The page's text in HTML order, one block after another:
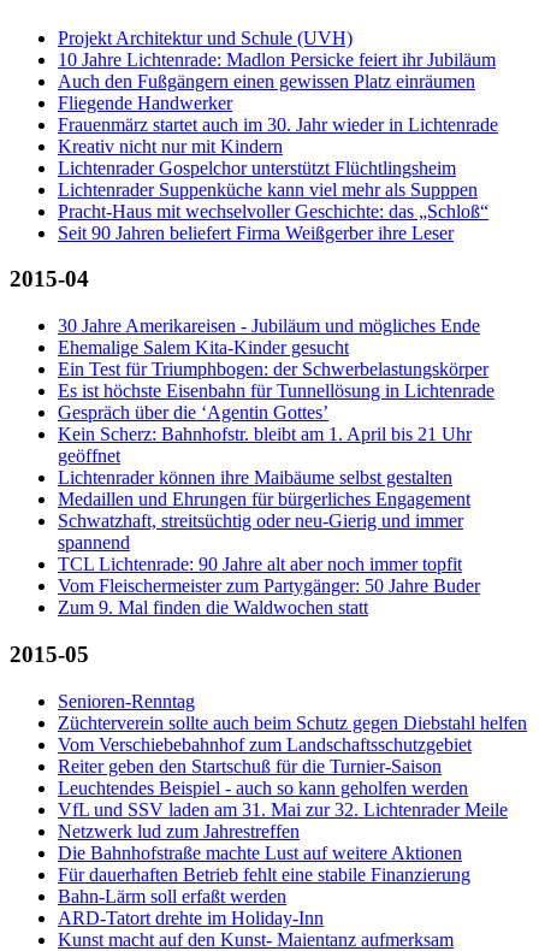
Projekt Architektur und Schule (UVH)
10 Jahre Lichtenrade: Madlon Persicke feiert ihr Jubiläum
Auch den Fußgängern einen gewissen Platz einräumen
Fliegende Handwerker
Frauenmärz startet auch im 30. Jahr wieder in Lichtenrade
Kreativ nicht nur mit Kindern
Lichtenrader Gospelchor unterstützt Flüchtlingsheim
Lichtenrader Suppenküche kann viel mehr als Supppen
Pracht-Haus mit wechselvoller Geschichte: das „Schloß“
Seit 90 Jahren beliefert Firma Weißgerber ihre Leser
2015-04
30 Jahre Amerikareisen - Jubiläum und mögliches Ende
Ehemalige Salem Kita-Kinder gesucht
Ein Test für Triumphbogen: der Schwerbelastungskörper
Es ist höchste Eisenbahn für Tunnellösung in Lichtenrade
Gespräch über die ‘Agentin Gottes’
Kein Scherz: Bahnhofstr. bleibt am 1. April bis 21 Uhr
geöffnet
Lichtenrader können ihre Maibäume selbst gestalten
Medaillen und Ehrungen für bürgerliches Engagement
Schwatzhaft, streitsüchtig oder neu-Gierig und immer
spannend
TCL Lichtenrade: 90 Jahre alt aber noch immer topfit
Vom Fleischermeister zum Partygänger: 50 Jahre Buder
Zum 9. Mal finden die Waldwochen statt
2015-05
Senioren-Renntag
Züchterverein sollte auch beim Schutz gegen Diebstahl helfen
Vom Verschiebebahnhof zum Landschaftsschutzgebiet
Reiter geben den Startschuß für die Turnier-Saison
Leuchtendes Beispiel - auch so kann geholfen werden
VfL und SSV laden am 31. Mai zur 32. Lichtenrader Meile
Netzwerk lud zum Jahrestreffen
Die Bahnhofstraße machte Lust auf weitere Aktionen
Für dauerhaften Betrieb fehlt eine stabile Finanzierung
Bahn-Lärm soll erfaßt werden
ARD-Tatort drehte im Holiday-Inn
Kunst macht auf den Kunst- Maientanz aufmerksam